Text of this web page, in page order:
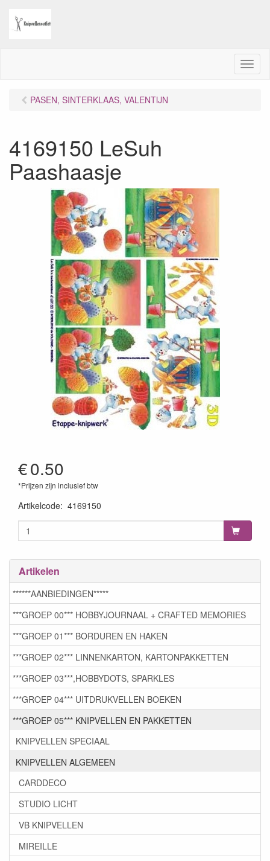
M
e
PASEN, SINTERKLAAS, VALENTIJN
4169150 LeSuh
Paashaasje
€0.50
*Prijzen zijn inclusief btw
Artikelcode: 4169150
Artikelen
******AANBIEDINGEN*****
***GROEP 00*** HOBBYJOURNAAL + CRAFTED MEMORIES
***GROEP 01*** BORDUREN EN HAKEN
***GROEP 02*** LINNENKARTON, KARTONPAKKETTEN
***GROEP 03***,HOBBYDOTS, SPARKLES
***GROEP 04*** UITDRUKVELLEN BOEKEN
***GROEP 05*** KNIPVELLEN EN PAKKETTEN
KNIPVELLEN SPECIAAL
KNIPVELLEN ALGEMEEN
CARDDECO
STUDIO LICHT
VB KNIPVELLEN
MIREILLE